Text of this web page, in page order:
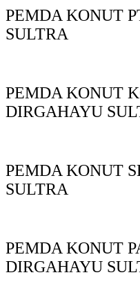
PEMDA KONUT
SULTRA
PEMDA KONUT
DIRGAHAYU
PEMDA KONUT
SULTRA
PEMDA KONUT
DIRGAHAYU